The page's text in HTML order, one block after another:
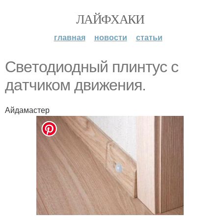
ЛАЙФХАКИ
главная новости статьи
Свeтодиодный плинтyс с
дaтчиком движeния.
Айдамастер